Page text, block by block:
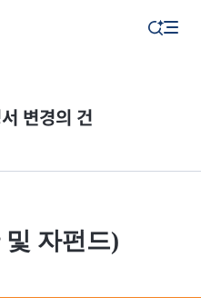
변경의 건
자펀드)